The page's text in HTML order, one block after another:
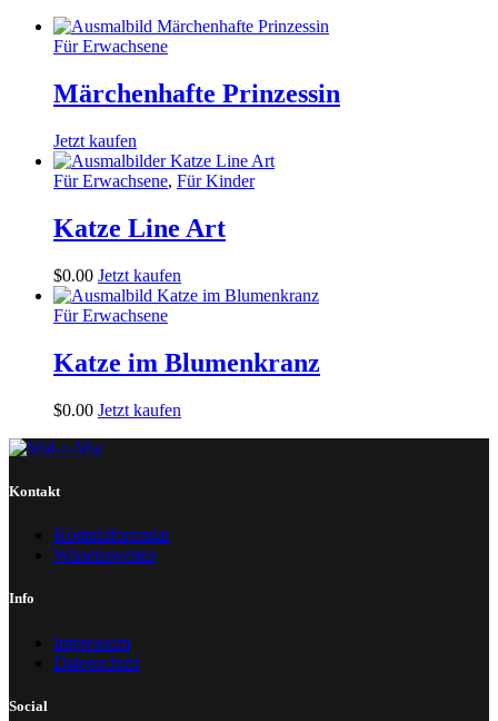
Für Erwachsene
Märchenhafte Prinzessin
Jetzt kaufen
Für Erwachsene, Für Kinder
Katze Line Art
$0.00 Jetzt kaufen
Für Erwachsene
Katze im Blumenkranz
$0.00 Jetzt kaufen
Kontakt
Kontaktformular
Wissenswertes
Info
Impressum
Datenschutz
Social